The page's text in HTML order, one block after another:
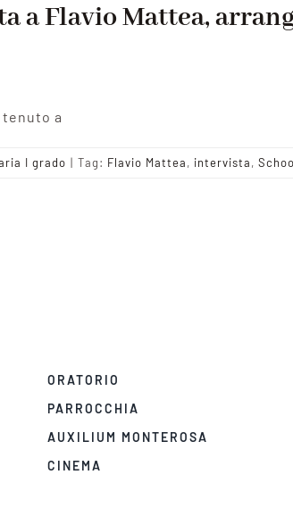
a Flavio Mattea,
tenuto a
I grado | Tag: Flavio Mattea, intervista,
ORATORIO
PARROCCHIA
AUXILIUM MONTEROSA
CINEMA